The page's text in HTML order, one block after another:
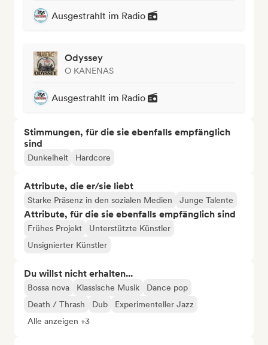
Ausgestrahlt im Radio
Odyssey
O KANENAS
Ausgestrahlt im Radio
Stimmungen, für die sie ebenfalls empfänglich
sind
Dunkelheit Hardcore
Attribute, die er/sie liebt
Starke Präsenz in den sozialen Medien Junge Talente
Attribute, für die sie ebenfalls empfänglich sind
Frühes Projekt
Unterstützte Künstler
Unsignierter Künstler
Du willst nicht erhalten...
Bossa nova Klassische Musik
Dance pop
Death / Thrash
Dub
Experimenteller Jazz
Alle anzeigen +3